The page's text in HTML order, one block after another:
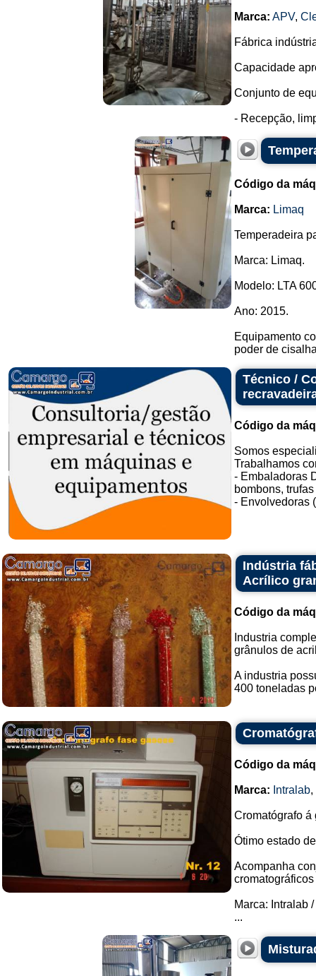
Marca: APV,
Fábrica
Capacidade
Conjunto de
- Recepção,
Código da
Marca: Limaq
Temperadeira
Marca: Limaq.
Modelo: LTA
Ano: 2015.
Equipamento
poder de
Técnico /
Código da
Somos
Trabalhamos
- Embaladoras
bombons,
- Envolvedoras
Indústria
Acrílico
Código da
Industria
grânulos de
A industria
400 toneladas
Código da
Marca: Intralab,
Cromatógrafo á
Ótimo estado
Acompanha
Marca: Intralab
...